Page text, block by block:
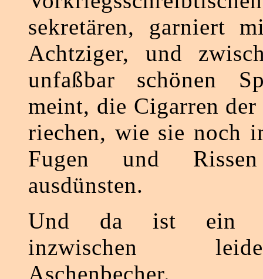
sekretären, garniert
Achtziger, und
unfaßbar schönen
meint, die Cigarren
riechen, wie sie noch
Fugen und
ausdünsten.
Und da ist ein
inzwischen
Aschenbecher.